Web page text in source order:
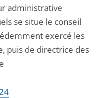
administrative
se situe le conseil
exercé les
puis de directrice des